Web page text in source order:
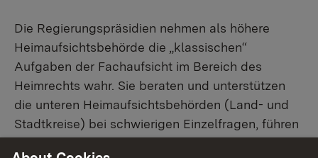
Die Regierungspräsidien nehmen als höhere
Heimaufsichtsbehörde die „klassischen“
Aufgaben der Fachaufsicht im Bereich des
Heimrechts wahr. Sie beraten und unterstützen
die unteren Heimaufsichtsbehörden (Land- und
Stadtkreise) bei schwierigen Einzelfragen, führen